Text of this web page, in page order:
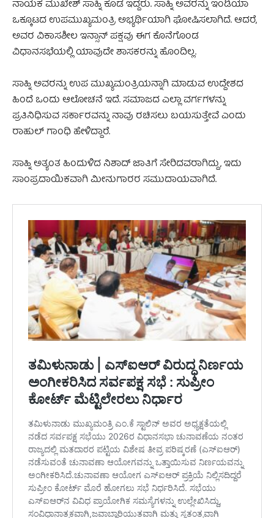
ನಾಯಕ ಮುಖೇಶ್ ಸಾಹ್ನಿ ಕೂಡ ಇದ್ದರು. ಸಾಹ್ನಿ ಅವರನ್ನು ಇಂಡಿಯಾ
ಒಕ್ಕೂಟದ ಉಪಮುಖ್ಯಮಂತ್ರಿ ಅಭ್ಯರ್ಥಿಯಾಗಿ ಘೋಷಿಸಲಾಗಿದೆ. ಆದರೆ,
ಅವರ ವಿಕಾಸಶೀಲ ಇನ್ಸಾನ್ ಪಕ್ಷವು ಈಗ ಕೊನೆಗೊಂಡ
ವಿಧಾನಸಭೆಯಲ್ಲಿ ಯಾವುದೇ ಶಾಸಕರನ್ನು ಹೊಂದಿಲ್ಲ.
ಸಾಹ್ನಿ ಅವರನ್ನು ಉಪ ಮುಖ್ಯಮಂತ್ರಿಯನ್ನಾಗಿ ಮಾಡುವ ಉದ್ದೇಶದ
ಹಿಂದೆ ಒಂದು ಆಲೋಚನೆ ಇದೆ. ಸಮಾಜದ ಎಲ್ಲಾ ವರ್ಗಗಳನ್ನು
ಪ್ರತಿನಿಧಿಸುವ ಸರ್ಕಾರವನ್ನು ನಾವು ರಚಿಸಲು ಬಯಸುತ್ತೇವೆ ಎಂದು
ರಾಹುಲ್ ಗಾಂಧಿ ಹೇಳಿದ್ದಾರೆ.
ಸಾಹ್ನಿ ಅತ್ಯಂತ ಹಿಂದುಳಿದ ನಿಶಾದ್ ಜಾತಿಗೆ ಸೇರಿದವರಾಗಿದ್ದು, ಇದು
ಸಾಂಪ್ರದಾಯಿಕವಾಗಿ ಮೀನುಗಾರರ ಸಮುದಾಯವಾಗಿದೆ.